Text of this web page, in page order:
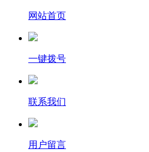
网站首页
一键拨号
联系我们
用户留言